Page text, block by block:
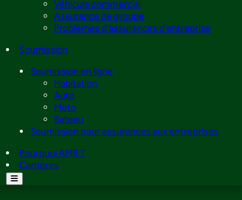
Véhicule commercial
Assurance de groupe
Problèmes d’assurances d’entreprise
Soumission
Soumission en ligne
Habitation
Auto
Moto
Bateau
Soumission pour assurances aux entreprises
Pourquoi AMR ?
Carrières